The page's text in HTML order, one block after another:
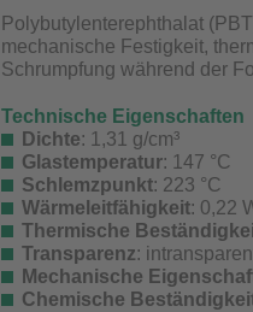
Polybutylenterephthalat
mechanische Festigkeit,
Schrumpfung während der
Technische Eigenschaften
Dichte: 1,31 g/cm³
Glastemperatur: 147 °C
Schlemzpunkt: 223 °C
Wärmeleitfähigkeit: 0,22
Thermische
Transparenz:
Mechanische
Chemische